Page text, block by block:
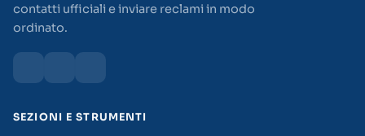
contatti ufficiali e inviare reclami in modo
ordinato.
SEZIONI E STRUMENTI